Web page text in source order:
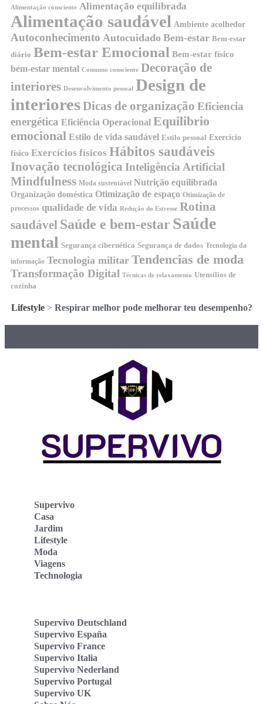
Alimentação consciente Alimentação equilibrada
Alimentação saudável Ambiente acolhedor
Autoconhecimento Autocuidado Bem-estar Bem-estar
diário Bem-estar Emocional Bem-estar físico
bem-estar mental Consumo consciente Decoração de
interiores Desenvolvimento pessoal
Design de
interioresDicas de organização Eficiencia
energética Eficiência Operacional Equilibrio
emocional Estilo de vida saudável Estilo pessoal Exercício
físico Exercícios físicos Hábitos saudáveis
Inovação tecnológica Inteligência Artificial
Mindfulness Moda sustentável Nutrição equilibrada
Organização doméstica Otimização de espaço Otimização de
processos qualidade de vida Redução do Estresse Rotina
saudável Saúde e bem-estar Saúde
mental Segurança cibernética Segurança de dados Tecnologia da
informação Tecnologia militar Tendencias de moda
Transformação Digital Técnicas de relaxamento Utensílios de
cozinha
Lifestyle> Respirar melhor pode melhorar teu desempenho?
Supervivo
Casa
Jardim
Lifestyle
Moda
Viagens
Technologia
Supervivo Deutschland
Supervivo España
Supervivo France
Supervivo Italia
Supervivo Nederland
Supervivo Portugal
Supervivo UK